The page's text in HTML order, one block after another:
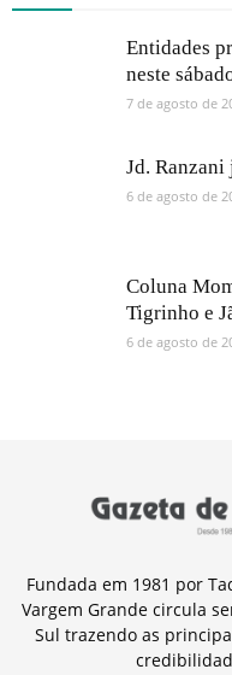
Entidades
neste
7 de agosto de
Jd. Ranzani
6 de agosto de
Coluna
Tigrinho e
6 de agosto de
Fundada em 1981 por
Vargem Grande circula
Sul trazendo as